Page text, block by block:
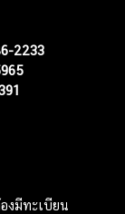
2233
งมีทะเบียน